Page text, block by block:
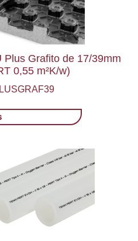
Plus Grafito de 17/39mm
0,55 m²K/w)